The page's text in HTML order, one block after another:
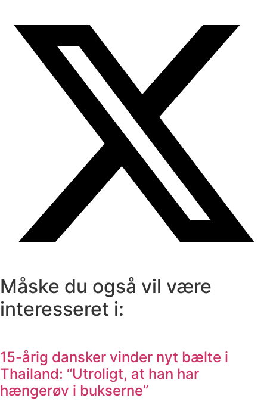
Måske du også vil være
interesseret i:
15-årig dansker vinder nyt bælte i
Thailand: “Utroligt, at han har
hængerøv i bukserne”